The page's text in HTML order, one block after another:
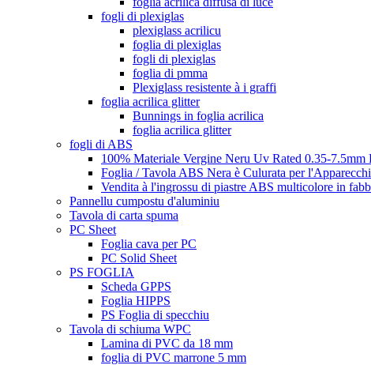
fogli di plexiglas
plexiglass acrilicu
foglia di plexiglas
fogli di plexiglas
foglia di pmma
Plexiglass resistente à i graffi
foglia acrilica glitter
Bunnings in foglia acrilica
foglia acrilica glitter
fogli di ABS
100% Materiale Vergine Neru Uv Rated 0.35-
Foglia / Tavola ABS Nera è Culurata per
Vendita à l'ingrossu di piastre ABS multicolore in
Pannellu cumpostu d'aluminiu
Tavola di carta spuma
PC Sheet
Foglia cava per PC
PC Solid Sheet
PS FOGLIA
Scheda GPPS
Foglia HIPPS
PS Foglia di specchiu
Tavola di schiuma WPC
Lamina di PVC da 18 mm
foglia di PVC marrone 5 mm